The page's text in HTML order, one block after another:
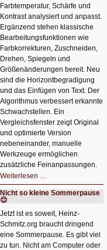
Farbtemperatur, Schärfe und
Kontrast analysiert und anpasst.
Ergänzend stehen klassische
Bearbeitungsfunktionen wie
Farbkorrekturen, Zuschneiden,
Drehen, Spiegeln und
Größenänderungen bereit. Neu
sind die Horizontbegradigung
und das Einfügen von Text. Der
Algorithmus verbessert erkannte
Schwachstellen. Ein
Vergleichsfenster zeigt Original
und optimierte Version
nebeneinander, manuelle
Werkzeuge ermöglichen
zusätzliche Feinanpassungen.
Weiterlesen …
Bildverschönerung
mit
einem
HIZ606:
Bildverschönerung
mit
einem
Klick
Nicht so kleine Sommerpause
😊
Jetzt ist es soweit, Heinz-
Schmitz.org braucht dringend
eine Sommerpause. Es gibt viel
zu tun. Nicht am Computer oder